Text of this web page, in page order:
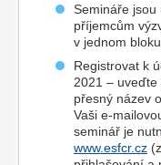
Semináře jsou
příjemcům
v jednom bloku.
Registrovat k
2021 – uveďte
přesný název
Vaši e-
seminář je
www.esfcr.cz